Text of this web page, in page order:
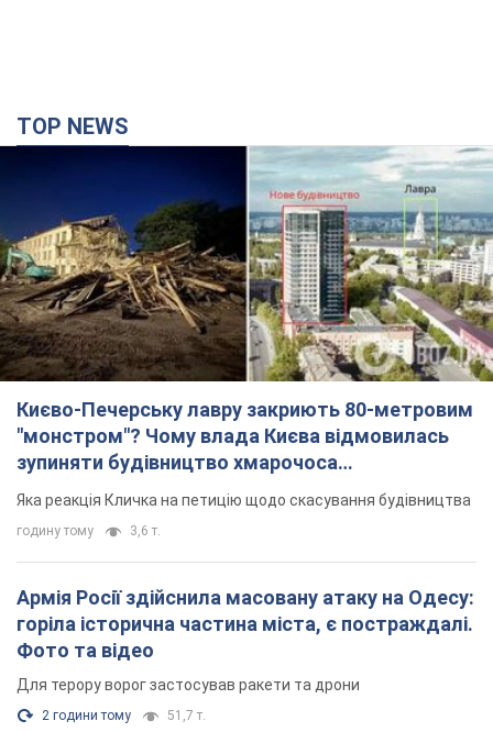
TOP NEWS
Києво-Печерську лавру закриють 80-метровим
"монстром"? Чому влада Києва відмовилась
зупиняти будівництво хмарочоса
"московського вірянина"
Яка реакція Кличка на петицію щодо скасування будівництва
годину тому 3,6 т.
Армія Росії здійснила масовану атаку на Одесу:
горіла історична частина міста, є постраждалі.
Фото та відео
Для терору ворог застосував ракети та дрони
2 години тому 51,7 т.